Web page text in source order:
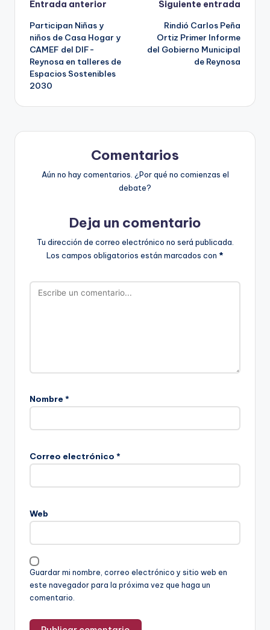
Navegación
de
entradas
Entrada anterior
Participan Niñas y
niños de Casa Hogar y
CAMEF del DIF-
Reynosa en talleres de
Espacios Sostenibles
2030
Siguiente entrada
Rindió Carlos Peña
Ortiz Primer Informe
del Gobierno Municipal
de Reynosa
Comentarios
Aún no hay comentarios. ¿Por qué no comienzas el
debate?
Deja un comentario
Tu dirección de correo electrónico no será publicada.
Los campos obligatorios están marcados con *
Nombre *
Correo electrónico *
Web
Guardar mi nombre, correo electrónico y sitio web en
este navegador para la próxima vez que haga un
comentario.